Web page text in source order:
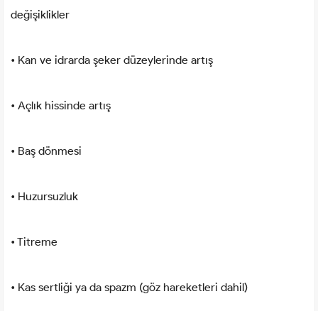
değişiklikler
• Kan ve idrarda şeker düzeylerinde artış
• Açlık hissinde artış
• Baş dönmesi
• Huzursuzluk
• Titreme
• Kas sertliği ya da spazm (göz hareketleri dahil)